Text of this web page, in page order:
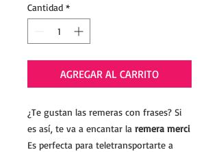
Cantidad *
AGREGAR AL CARRITO
¿Te gustan las remeras con frases? Si
es así, te va a encantar la remera merci
Es perfecta para teletransportarte a